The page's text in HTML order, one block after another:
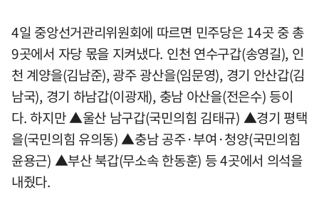
4일 중앙선거관리위원회에 따르면 민주당은 14곳 중 총
9곳에서 자당 몫을 지켜냈다. 인천 연수구갑(송영길), 인
천 계양을(김남준), 광주 광산을(임문영), 경기 안산갑(김
남국), 경기 하남갑(이광재), 충남 아산을(전은수) 등이
다. 하지만 ▲울산 남구갑(국민의힘 김태규) ▲경기 평택
을(국민의힘 유의동) ▲충남 공주·부여·청양(국민의힘
윤용근) ▲부산 북갑(무소속 한동훈) 등 4곳에서 의석을
내줬다.